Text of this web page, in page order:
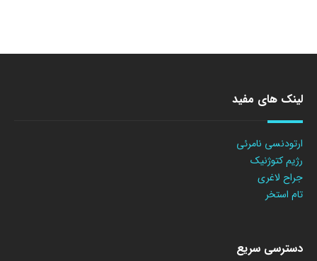
لینک های مفید
ارتودنسی نامرئی
رژیم کتوژنیک
جراح لاغری
تام استخر
دسترسی سریع